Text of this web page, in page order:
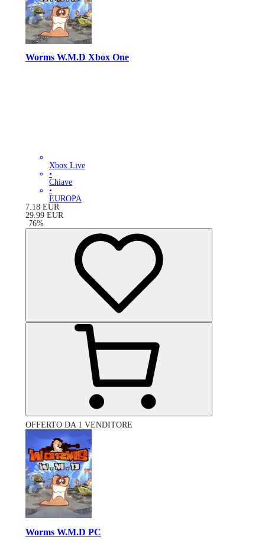
Worms W.M.D Xbox One
Xbox Live
•
Chiave
•
EUROPA
7.18 EUR
29.99 EUR
-76%
OFFERTO DA 1 VENDITORE
Worms W.M.D PC